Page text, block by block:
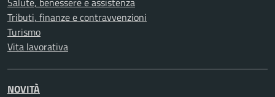
Tributi, finanze e contravvenzioni
Turismo
Vita lavorativa
NOVITÀ